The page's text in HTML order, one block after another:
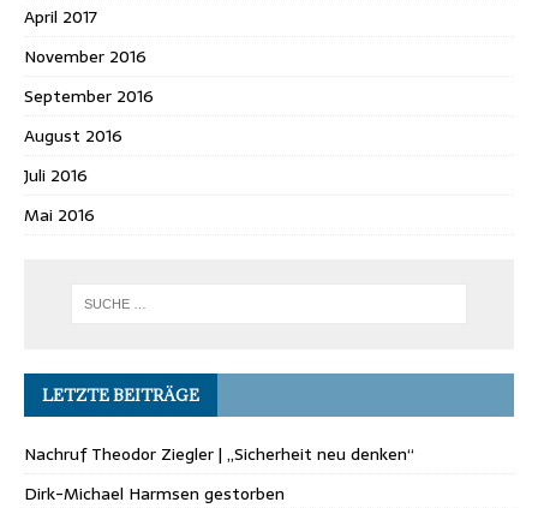
April 2017
November 2016
September 2016
August 2016
Juli 2016
Mai 2016
LETZTE BEITRÄGE
Nachruf Theodor Ziegler | „Sicherheit neu denken“
Dirk-Michael Harmsen gestorben